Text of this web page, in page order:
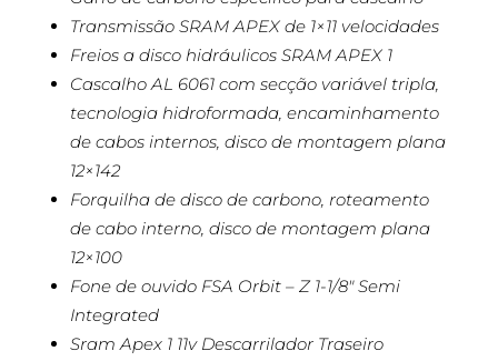
Transmissão SRAM APEX de 1×11 velocidades
Freios a disco hidráulicos SRAM APEX 1
Cascalho AL 6061 com secção variável tripla,
tecnologia hidroformada, encaminhamento
de cabos internos, disco de montagem plana
12×142
Forquilha de disco de carbono, roteamento
de cabo interno, disco de montagem plana
12×100
Fone de ouvido FSA Orbit – Z 1-1/8″ Semi
Integrated
Sram Apex 1 11v Descarrilador Traseiro